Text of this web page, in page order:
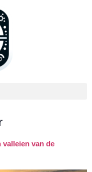
valleien van de